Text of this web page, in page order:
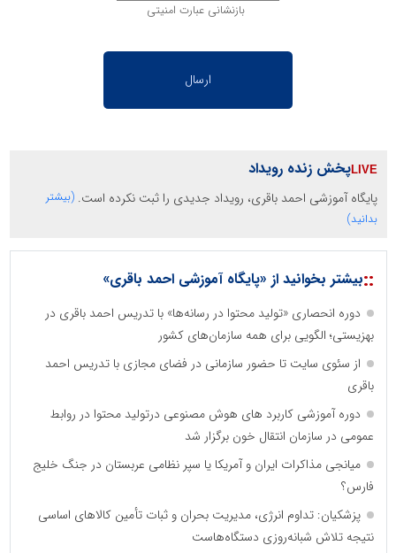
بازنشانی عبارت امنیتی
پخش زنده رویداد
پایگاه آموزشی احمد باقری، رویداد جدیدی را ثبت نکرده است. (بیشتر
بدانید)
::بیشتر بخوانید از «پایگاه آموزشی احمد باقری»
دوره انحصاری «تولید محتوا در رسانه‌ها» با تدریس احمد باقری در
بهزیستی؛ الگویی برای همه سازمان‌های کشور
از سئوی سایت تا حضور سازمانی در فضای مجازی با تدریس احمد
باقری
دوره آموزشی کاربرد های هوش مصنوعی درتولید محتوا در روابط
عمومی در سازمان انتقال خون برگزار شد
میانجی مذاکرات ایران و آمریکا یا سپر نظامی عربستان در جنگ خلیج
فارس؟
پزشکیان: تداوم انرژی، مدیریت بحران و ثبات تأمین کالاهای اساسی
نتیجه تلاش شبانه‌روزی دستگاه‌هاست